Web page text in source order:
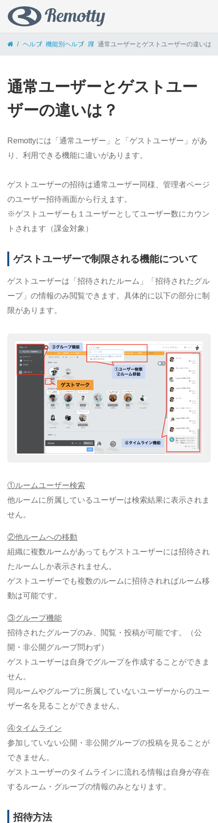
コンテンツへスキップ
ヘルプ 機能別ヘルプ 席 通常ユーザーとゲストユーザーの違いは？
通常ユーザーとゲストユー
ザーの違いは？
Remottyには「通常ユーザー」と「ゲストユーザー」があ
り、利用できる機能に違いがあります。
ゲストユーザーの招待は通常ユーザー同様、管理者ページ
のユーザー招待画面から行えます。
※ゲストユーザーも１ユーザーとしてユーザー数にカウン
トされます（課金対象）
ゲストユーザーで制限される機能について
ゲストユーザーは「招待されたルーム」「招待されたグル
ープ」の情報のみ閲覧できます。具体的に以下の部分に制
限があります。
①ルームユーザー検索
他ルームに所属しているユーザーは検索結果に表示されま
せん。
②他ルームへの移動
組織に複数ルームがあってもゲストユーザーには招待され
たルームしか表示されません。
ゲストユーザーでも複数のルームに招待されればルーム移
動は可能です。
③グループ機能
招待されたグループのみ、閲覧・投稿が可能です。（公
開・非公開グループ問わず）
ゲストユーザーは自身でグループを作成することができま
せん。
同ルームやグループに所属していないユーザーからのユー
ザー名を見ることができません。
④タイムライン
参加していない公開・非公開グループの投稿を見ることが
できません。
ゲストユーザーのタイムラインに流れる情報は自身が存在
するルーム・グループの情報のみとなります。
招待方法